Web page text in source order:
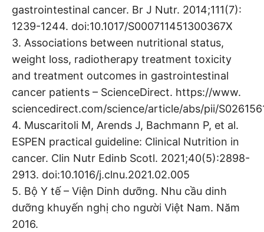
gastrointestinal cancer. Br J Nutr. 2014;111(7):
1239-1244. doi:10.1017/S000711451300367X
3. Associations between nutritional status,
weight loss, radiotherapy treatment toxicity
and treatment outcomes in gastrointestinal
cancer patients – ScienceDirect. https://www.
sciencedirect.com/science/article/abs/pii/
4. Muscaritoli M, Arends J, Bachmann P, et al.
ESPEN practical guideline: Clinical Nutrition in
cancer. Clin Nutr Edinb Scotl. 2021;40(5):2898-
2913. doi:10.1016/j.clnu.2021.02.005
5. Bộ Y tế – Viện Dinh dưỡng. Nhu cầu dinh
dưỡng khuyến nghị cho người Việt Nam. Năm
2016.